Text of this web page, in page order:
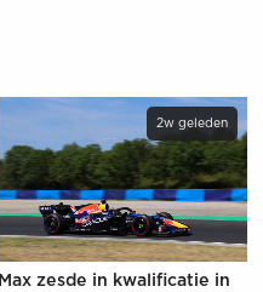
2w geleden
Max zesde in kwalificatie in